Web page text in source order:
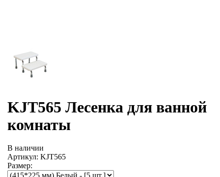
KJT565 Лесенка для ванной
комнаты
В наличии
Артикул: KJT565
Размер: